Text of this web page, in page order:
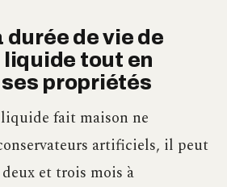
durée de vie de
tout en
propriétés
fait maison ne
artificiels, il peut
et trois mois à